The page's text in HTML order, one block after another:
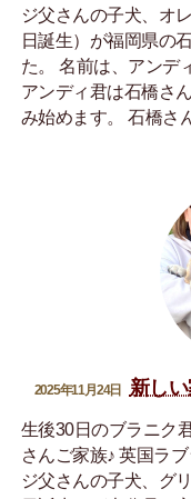
ジ父さんの子犬、オ
日誕生）が福岡県の
た。 名前は、アンデ
アンディ君は石橋さ
み始めます。 石橋さ
2025年11月24日 新し
生後30日のブラニク
さんご家族♪ 英国ラ
ジ父さんの子犬、グ